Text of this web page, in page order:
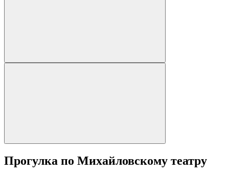
Прогулка по Михайловскому театру